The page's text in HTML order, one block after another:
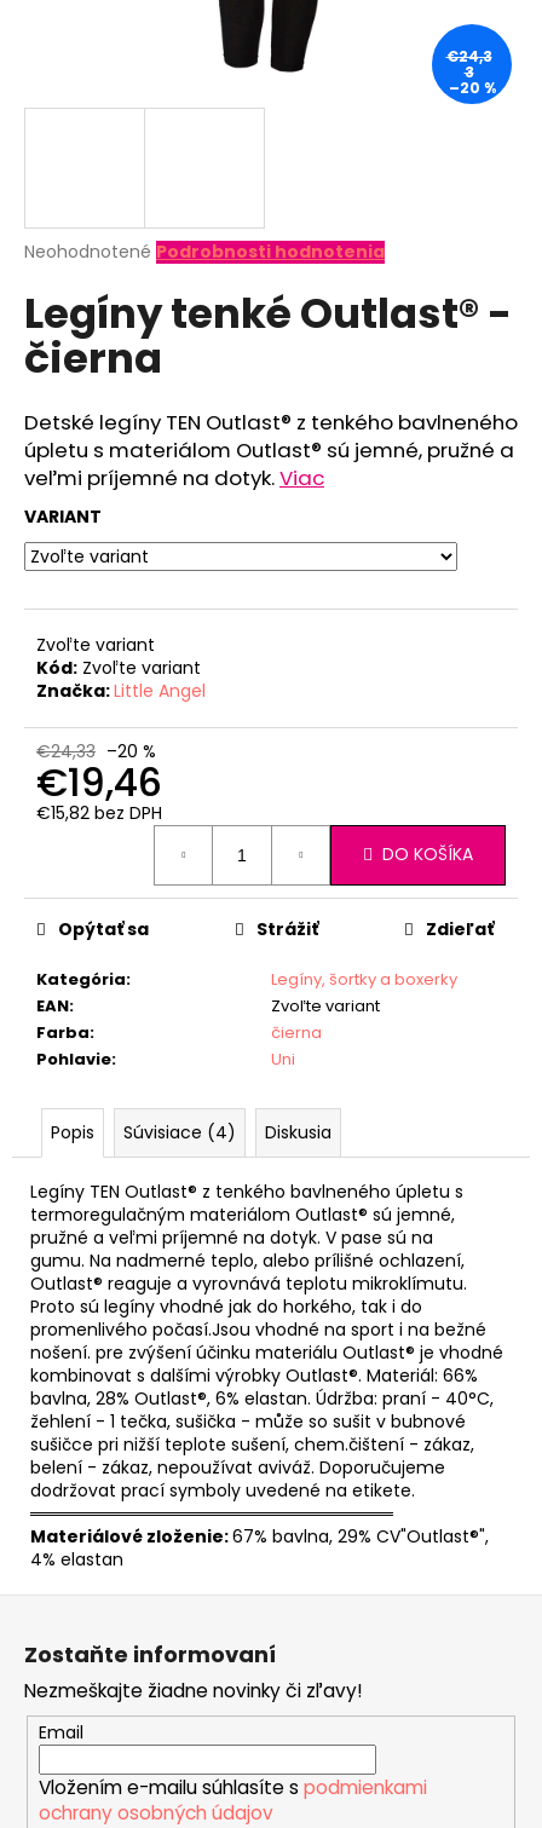
Priemerné
produktu
je
0,0
z
hviezdičiek.
Neohodnotené Podrobnosti hodnotenia
Legíny tenké Outlast® -
čierna
Detské legíny TEN Outlast® z tenkého bavlneného
úpletu s materiálom Outlast® sú jemné, pružné a
veľmi príjemné na dotyk.Viac
VARIANT
Zvoľte variant
Kód: Zvoľte variant
Značka:Little Angel
€24,33 –20 %
€19,46
€15,82 bez DPH
DO KOŠÍKA
Kategória:
Legíny, šortky a boxerky
EAN:
Zvoľte variant
Farba:
čierna
Pohlavie: Uni
Opýtať sa Strážiť Zdieľať
€24,3
3
–20 %
Popis Súvisiace (4) Diskusia
Legíny TEN Outlast® z tenkého bavlneného úpletu s
termoregulačným materiálom Outlast® sú jemné,
pružné a veľmi príjemné na dotyk. V pase sú na
gumu. Na nadmerné teplo, alebo prílišné ochlazení,
Outlast® reaguje a vyrovnává teplotu mikroklímutu.
Proto sú legíny vhodné jak do horkého, tak i do
promenlivého počasí.Jsou vhodné na sport i na bežné
nošení. pre zvýšení účinku materiálu Outlast® je vhodné
kombinovat s dalšími výrobky Outlast®. Materiál: 66%
bavlna, 28% Outlast®, 6% elastan. Údržba: praní - 40°C,
žehlení - 1 tečka, sušička - může so sušit v bubnové
sušičce pri nižší teplote sušení, chem.čištení - zákaz,
belení - zákaz, nepoužívat aviváž. Doporučujeme
dodržovat prací symboly uvedené na etikete.
══════════════════════════════
Materiálové zloženie:67% bavlna, 29% CV"Outlast®",
4% elastan
d
p
o
r
ú
č
a
TRIČKO
KR
TENKÉ
VÝSTRIH
OUTLAST®
€41,98
Zostaňte informovaní
Nezmeškajte žiadne novinky či zľavy!
Email
Vložením e-mailu súhlasíte s podmienkami
ochrany osobných údajov